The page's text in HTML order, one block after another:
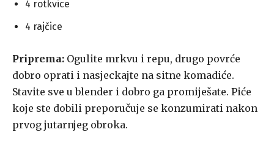
4 rotkvice
4 rajčice
Priprema: Ogulite mrkvu i repu, drugo povrće
dobro oprati i nasjeckajte na sitne komadiće.
Stavite sve u blender i dobro ga promiješate. Piće
koje ste dobili preporučuje se konzumirati nakon
prvog jutarnjeg obroka.